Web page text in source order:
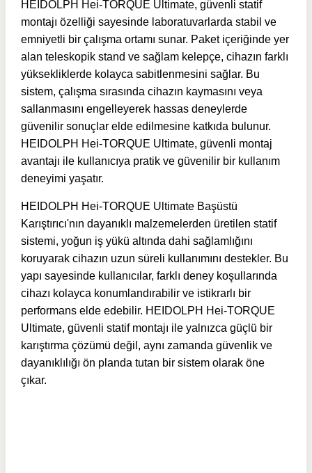
HEIDOLPH Hei-TORQUE Ultimate, güvenli statif
montajı özelliği sayesinde laboratuvarlarda stabil ve
emniyetli bir çalışma ortamı sunar. Paket içeriğinde yer
alan teleskopik stand ve sağlam kelepçe, cihazın farklı
yüksekliklerde kolayca sabitlenmesini sağlar. Bu
sistem, çalışma sırasında cihazın kaymasını veya
sallanmasını engelleyerek hassas deneylerde
güvenilir sonuçlar elde edilmesine katkıda bulunur.
HEIDOLPH Hei-TORQUE Ultimate, güvenli montaj
avantajı ile kullanıcıya pratik ve güvenilir bir kullanım
deneyimi yaşatır.
HEIDOLPH Hei-TORQUE Ultimate Başüstü
Karıştırıcı'nın dayanıklı malzemelerden üretilen statif
sistemi, yoğun iş yükü altında dahi sağlamlığını
koruyarak cihazın uzun süreli kullanımını destekler. Bu
yapı sayesinde kullanıcılar, farklı deney koşullarında
cihazı kolayca konumlandırabilir ve istikrarlı bir
performans elde edebilir. HEIDOLPH Hei-TORQUE
Ultimate, güvenli statif montajı ile yalnızca güçlü bir
karıştırma çözümü değil, aynı zamanda güvenlik ve
dayanıklılığı ön planda tutan bir sistem olarak öne
çıkar.